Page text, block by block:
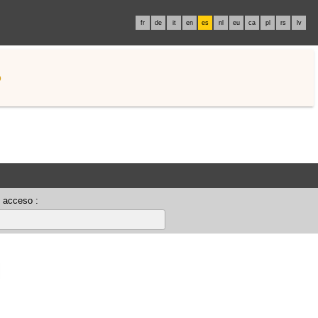
fr de it en es nl eu ca pl rs lv
acceso :